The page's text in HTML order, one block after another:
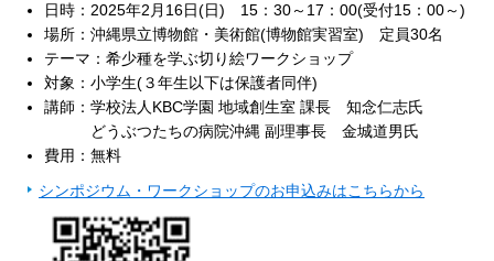
日時：2025年2月16日(日) 15：30～17：00(受付15：00～)
場所：沖縄県立博物館・美術館(博物館実習室) 定員30名
テーマ：希少種を学ぶ切り絵ワークショップ
対象：小学生(３年生以下は保護者同伴)
講師：学校法人KBC学園 地域創生室 課長 知念仁志氏
どうぶつたちの病院沖縄 副理事長 金城道男氏
費用：無料
シンポジウム・ワークショップのお申込みはこちらから